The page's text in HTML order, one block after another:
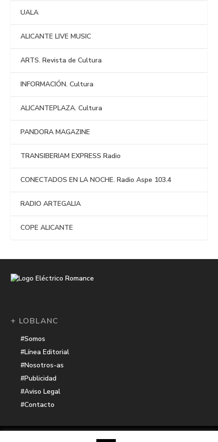
UALA
ALICANTE LIVE MUSIC
ARTS. Revista de Cultura
INFORMACIÓN. Cultura
ALICANTEPLAZA. Cultura
PANDORA MAGAZINE
TRANSIBERIAM EXPRESS Radio
CONECTADOS EN LA NOCHE. Radio Aspe 103.4
RADIO ARTEGALIA
COPE ALICANTE
+ LOBLANC
#Somos
#Línea Editorial
#Nosotros-as
#Publicidad
#Aviso Legal
#Contacto
Electrico Romance